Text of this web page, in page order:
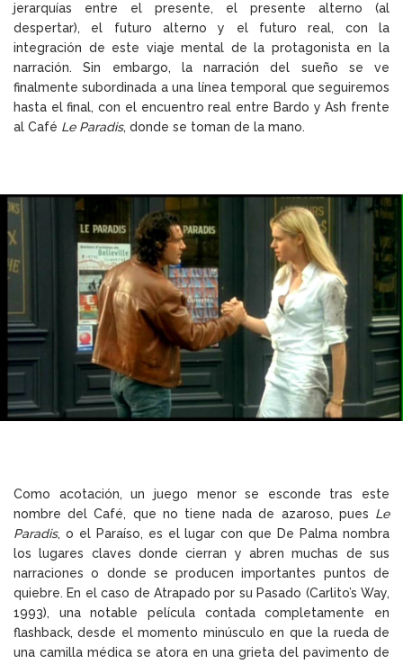
jerarquías entre el presente, el presente alterno (al
despertar), el futuro alterno y el futuro real, con la
integración de este viaje mental de la protagonista en la
narración. Sin embargo, la narración del sueño se ve
finalmente subordinada a una línea temporal que seguiremos
hasta el final, con el encuentro real entre Bardo y Ash frente
al Café Le Paradis, donde se toman de la mano.
Como acotación, un juego menor se esconde tras este
nombre del Café, que no tiene nada de azaroso, pues Le
Paradis, o el Paraíso, es el lugar con que De Palma nombra
los lugares claves donde cierran y abren muchas de sus
narraciones o donde se producen importantes puntos de
quiebre. En el caso de Atrapado por su Pasado (Carlito’s Way,
1993), una notable película contada completamente en
flashback, desde el momento minúsculo en que la rueda de
una camilla médica se atora en una grieta del pavimento de